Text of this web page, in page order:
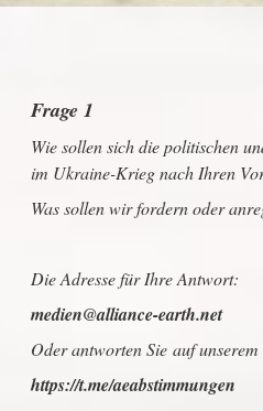
Frage 1
Wie sollen sich die politischen
im Ukraine-Krieg nach Ihren
Was sollen wir fordern oder
Die Adresse für Ihre Antwort:
medien@alliance-earth.net
Oder antworten Sie auf
https://t.me/aeabstimmungen